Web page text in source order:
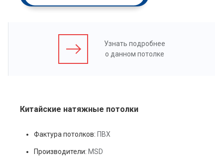
Узнать подробнее
о данном потолке
Китайские натяжные потолки
Фактура потолков: ПВХ
Производители: MSD